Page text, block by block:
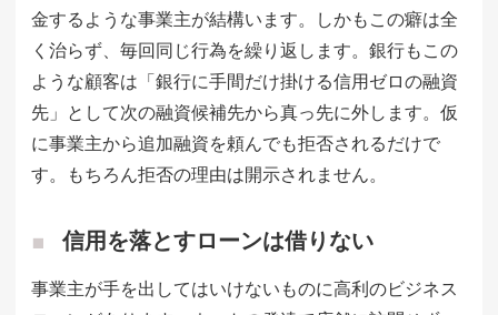
金するような事業主が結構います。しかもこの癖は全
く治らず、毎回同じ行為を繰り返します。銀行もこの
ような顧客は「銀行に手間だけ掛ける信用ゼロの融資
先」として次の融資候補先から真っ先に外します。仮
に事業主から追加融資を頼んでも拒否されるだけで
す。もちろん拒否の理由は開示されません。
信用を落とすローンは借りない
事業主が手を出してはいけないものに高利のビジネス